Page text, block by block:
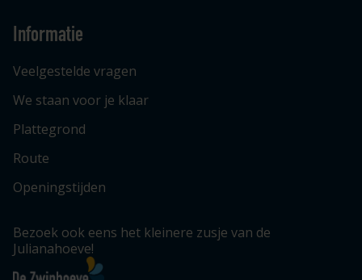
Informatie
Veelgestelde vragen
We staan voor je klaar
Plattegrond
Route
Openingstijden
Bezoek ook eens het kleinere zusje van de
Julianahoeve!